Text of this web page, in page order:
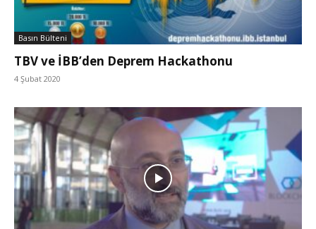
Basın Bülteni
TBV ve İBB’den Deprem Hackathonu
4 Şubat 2020